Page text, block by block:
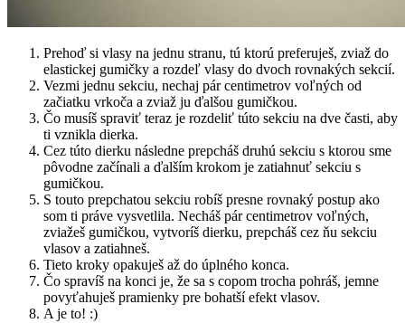
Prehoď si vlasy na jednu stranu, tú ktorú preferuješ, zviaž do
elastickej gumičky a rozdeľ vlasy do dvoch rovnakých sekcií.
Vezmi jednu sekciu, nechaj pár centimetrov voľných od
začiatku vrkoča a zviaž ju ďalšou gumičkou.
Čo musíš spraviť teraz je rozdeliť túto sekciu na dve časti, aby
ti vznikla dierka.
Cez túto dierku následne prepcháš druhú sekciu s ktorou sme
pôvodne začínali a ďalším krokom je zatiahnuť sekciu s
gumičkou.
S touto prepchatou sekciu robíš presne rovnaký postup ako
som ti práve vysvetlila. Necháš pár centimetrov voľných,
zviažeš gumičkou, vytvoríš dierku, prepcháš cez ňu sekciu
vlasov a zatiahneš.
Tieto kroky opakuješ až do úplného konca.
Čo spravíš na konci je, že sa s copom trocha pohráš, jemne
povyťahuješ pramienky pre bohatší efekt vlasov.
A je to! :)